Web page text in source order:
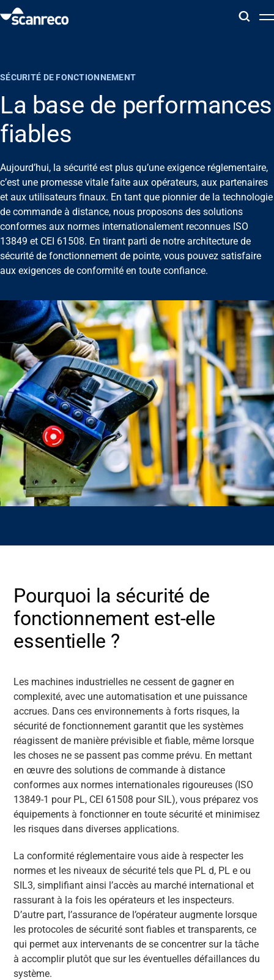
Productivité et sécurité des opérateurs
Industries
Hub de connaissance
SÉCURITÉ DE FONCTIONNEMENT
La base de performances
fiables
Aujourd’hui, la sécurité est plus qu’une exigence réglementaire,
c’est une promesse vitale faite aux opérateurs, aux partenaires
et aux utilisateurs finaux. En tant que pionnier de la technologie
de commande à distance, nous proposons des solutions
conformes aux normes internationalement reconnues ISO
13849 et CEI 61508. En tirant parti de notre architecture de
sécurité de fonctionnement de pointe, vous pouvez satisfaire
aux exigences de conformité en toute confiance.
Pourquoi la sécurité de
fonctionnement est-elle
essentielle ?
Les machines industrielles ne cessent de gagner en
complexité, avec une automatisation et une puissance
accrues. Dans ces environnements à forts risques, la
sécurité de fonctionnement garantit que les systèmes
réagissent de manière prévisible et fiable, même lorsque
les choses ne se passent pas comme prévu. En mettant
en œuvre des solutions de commande à distance
conformes aux normes internationales rigoureuses (ISO
13849-1 pour PL, CEI 61508 pour SIL), vous préparez vos
équipements à fonctionner en toute sécurité et minimisez
les risques dans diverses applications.
La conformité réglementaire vous aide à respecter les
normes et les niveaux de sécurité tels que PL d, PL e ou
SIL3, simplifiant ainsi l’accès au marché international et
rassurant à la fois les opérateurs et les inspecteurs.
D’autre part, l’assurance de l’opérateur augmente lorsque
les protocoles de sécurité sont fiables et transparents, ce
qui permet aux intervenants de se concentrer sur la tâche
à accomplir plutôt que sur les éventuelles défaillances du
système.